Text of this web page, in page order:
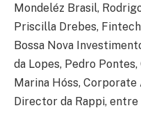
Mondeléz Brasil,
Priscilla Drebes,
Bossa Nova
da Lopes, Pedro Pontes,
Marina Hóss,
Director da Rappi,